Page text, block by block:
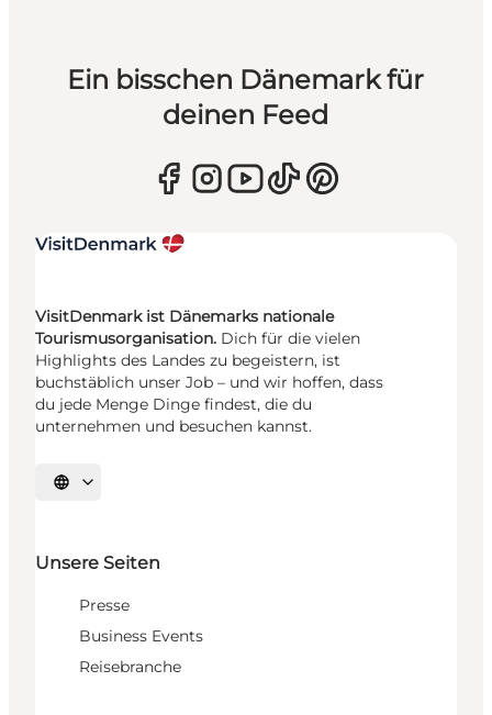
Ein bisschen Dänemark für
deinen Feed
VisitDenmark ist Dänemarks nationale
Tourismusorganisation. Dich für die vielen
Highlights des Landes zu begeistern, ist
buchstäblich unser Job – und wir hoffen, dass
du jede Menge Dinge findest, die du
unternehmen und besuchen kannst.
Sprache auswählen
Unsere Seiten
Presse
Business Events
Reisebranche